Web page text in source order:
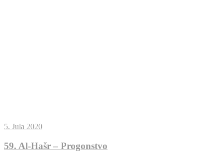
5. Jula 2020
59. Al-Hašr – Progonstvo